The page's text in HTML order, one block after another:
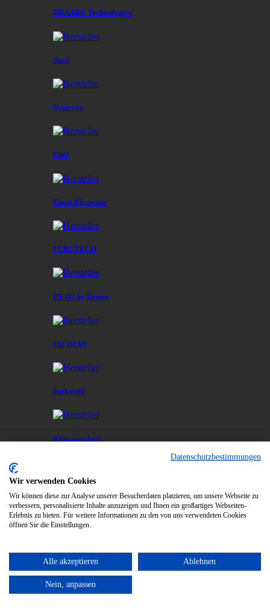
DRAABE Technologies
Dual
Dynavox
FiiO
Finite Elemente
FURUTECH
HEOS by Denon
HiFiMAN
Inakustik
Klimawechsel
L Art du Son
Meze
Datenschutzbestimmungen
Wir verwenden Cookies
Wir können diese zur Analyse unserer Besucherdaten platzieren, um unsere Webseite zu
verbessern, personalisierte Inhalte anzuzeigen und Ihnen ein großartiges Webseiten-
Erlebnis zu bieten. Für weitere Informationen zu den von uns verwendeten Cookies
öffnen Sie die Einstellungen.
Alle akzeptieren Ablehnen
Nein, anpassen